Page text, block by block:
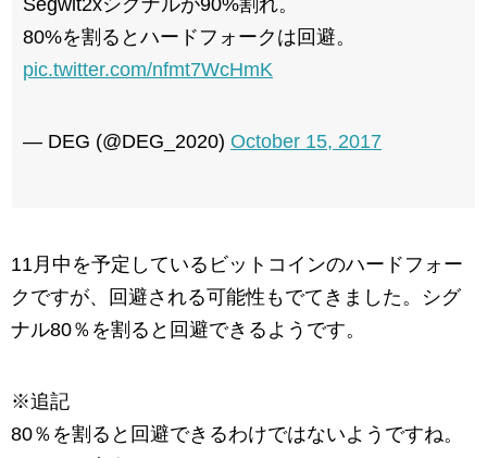
80%を割るとハードフォークは回避。
pic.twitter.com/nfmt7WcHmK
— DEG (@DEG_2020) October 15, 2017
11月中を予定しているビットコインのハードフォー
クですが、回避される可能性もでてきました。シグ
ナル80％を割ると回避できるようです。
※追記
80％を割ると回避できるわけではないようですね。